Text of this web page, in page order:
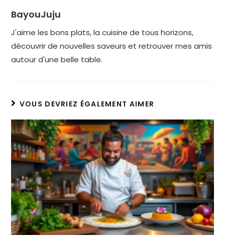
BayouJuju
J'aime les bons plats, la cuisine de tous horizons,
découvrir de nouvelles saveurs et retrouver mes amis
autour d'une belle table.
VOUS DEVRIEZ ÉGALEMENT AIMER